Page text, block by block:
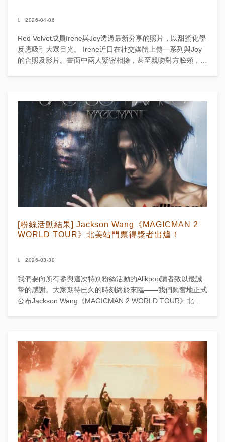
2026-04-06
Red Velvet成員Irene與Joy透過最新分享的照片，以甜蜜化學
反應吸引大眾目光。 Irene近日在社交媒體上傳一系列與Joy
的合照及影片。畫面中兩人緊密相擁，甚至親吻對方臉頰，展
[粉絲活動結果] Jackson Wang《MAGICMAN 2
WORLD TOUR》北美站門票得獎者出爐！
2026-03-30
我們要向所有參與這次特別粉絲活動的Allkpop讀者致以最誠
摯的感謝。大家期待已久的時刻終於來臨——我們興奮地正式
公布Jackson Wang《MAGICMAN 2 WORLD TOUR》北美